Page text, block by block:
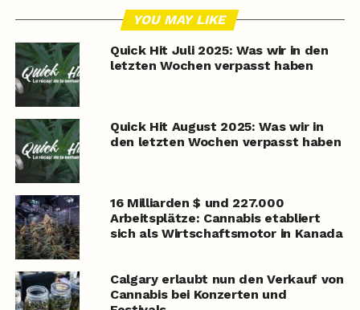
YOU MAY LIKE
Quick Hit Juli 2025: Was wir in den
letzten Wochen verpasst haben
Quick Hit August 2025: Was wir in
den letzten Wochen verpasst haben
16 Milliarden $ und 227.000
Arbeitsplätze: Cannabis etabliert
sich als Wirtschaftsmotor in Kanada
Calgary erlaubt nun den Verkauf von
Cannabis bei Konzerten und